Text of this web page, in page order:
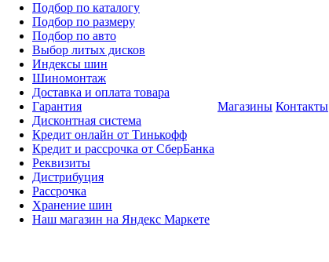
Подбор по каталогу
Подбор по размеру
Подбор по авто
Выбор литых дисков
Индексы шин
Шиномонтаж
Доставка и оплата товара
Гарантия
Дисконтная система
Кредит онлайн от Тинькофф
Кредит и рассрочка от СберБанка
Реквизиты
Дистрибуция
Рассрочка
Хранение шин
Наш магазин на Яндекс Маркете
Магазины Контакты